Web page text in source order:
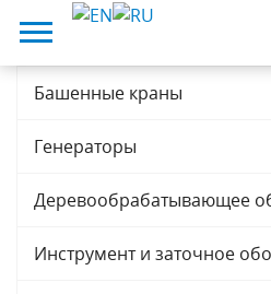
Башенные краны
Генераторы
Деревообрабатывающее
Инструмент и заточное